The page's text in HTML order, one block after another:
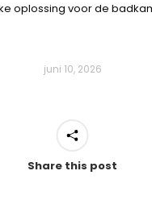
oplossing voor de
juni 10, 2026
Share this post